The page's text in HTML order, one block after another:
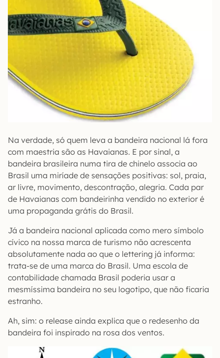
Na verdade, só quem leva a bandeira nacional lá fora
com maestria são as Havaianas. E por sinal, a
bandeira brasileira numa tira de chinelo associa ao
Brasil uma miríade de sensações positivas: sol, praia,
ar livre, movimento, descontração, alegria. Cada par
de Havaianas com bandeirinha vendido no exterior é
uma propaganda grátis do Brasil.
Já a bandeira nacional aplicada como mero símbolo
cívico na nossa marca de turismo não acrescenta
absolutamente nada ao que o lettering já informa:
trata-se de uma marca do Brasil. Uma escola de
contabilidade chamada Brasil poderia usar a
mesmíssima bandeira no seu logotipo, que não ficaria
estranho.
Ah, sim: o release ainda explica que o redesenho da
bandeira foi inspirado na rosa dos ventos.